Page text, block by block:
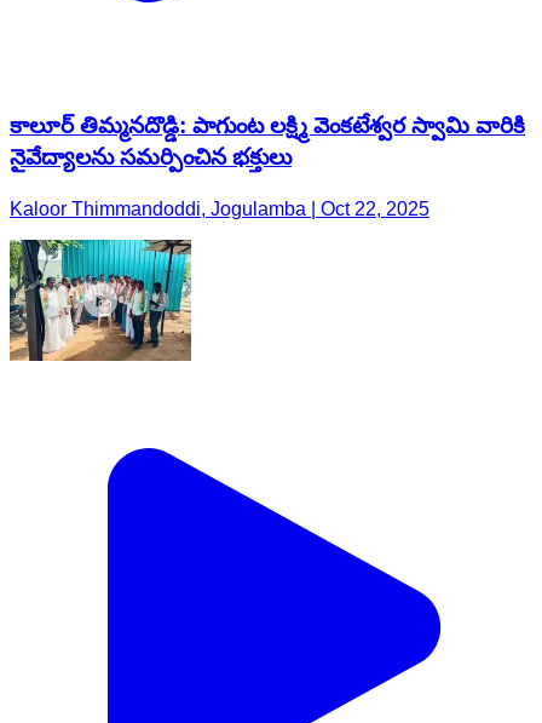
కాలూర్ తిమ్మనదొడ్డి: పాగుంట లక్ష్మి వెంకటేశ్వర స్వామి వారికి
నైవేద్యాలను సమర్పించిన భక్తులు
Kaloor Thimmandoddi, Jogulamba | Oct 22, 2025